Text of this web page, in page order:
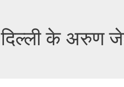
दिल्ली के अरुण